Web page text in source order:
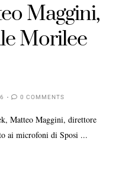
Maggini,
Morilee
0 COMMENTS
Matteo Maggini, direttore
ai microfoni di Sposi ...